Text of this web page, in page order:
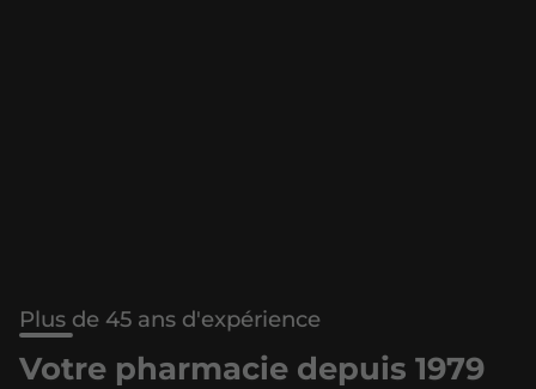
Plus de 45 ans d'expérience
Votre pharmacie depuis 1979